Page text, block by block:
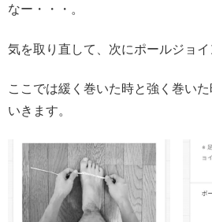
なー・・・。
気を取り直して、次にポールジョイ
ここでは緩く巻いた時と強く巻い
いきます。